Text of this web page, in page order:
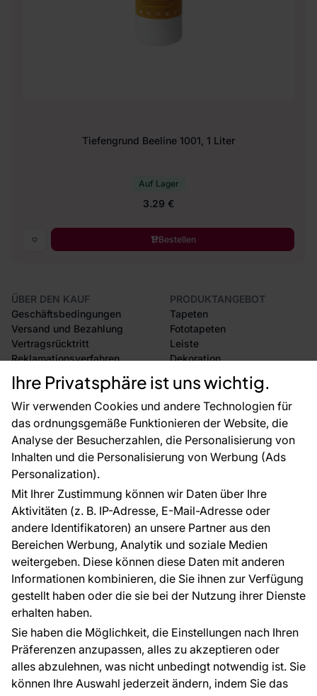
Ihre Privatsphäre ist uns wichtig.
Wir verwenden Cookies und andere Technologien für
das ordnungsgemäße Funktionieren der Website, die
Analyse der Besucherzahlen, die Personalisierung von
Inhalten und die Personalisierung von Werbung (Ads
Personalization).
Mit Ihrer Zustimmung können wir Daten über Ihre
Aktivitäten (z. B. IP-Adresse, E-Mail-Adresse oder
andere Identifikatoren) an unsere Partner aus den
Bereichen Werbung, Analytik und soziale Medien
weitergeben. Diese können diese Daten mit anderen
Informationen kombinieren, die Sie ihnen zur Verfügung
gestellt haben oder die sie bei der Nutzung ihrer Dienste
erhalten haben.
Sie haben die Möglichkeit, die Einstellungen nach Ihren
Präferenzen anzupassen, alles zu akzeptieren oder
alles abzulehnen, was nicht unbedingt notwendig ist. Sie
können Ihre Auswahl jederzeit ändern, indem Sie das
Tiefengrund Beeline 1001, 1 Liter
Auf Lager
3.29 €
Bestellen
ÜBER DEN KAUF
Geschäftsbedingungen
Versand und Bezahlung
Vertragsrücktritt
Reklamationsverfahren
Rücksendung von Waren
CE-Zertifizierung
Großhandel
Raumvisualisierung
PRODUKTANGEBOT
Tapeten
Fototapeten
Leiste
Dekoration
Selbstklebende Folien
Zubehör
Tapetenmuster
FÜR SIE
Blog
EU-Projekte
Ratschläge und Tipps
FAQ
ÜBER DAS UNTERNEHMEN
Kontakt
Haben Sie Fragen? Wir helfen Ihnen gerne weiter
und beraten Sie persönlich.
+49 781 95633072
service@tapeteneshop.de